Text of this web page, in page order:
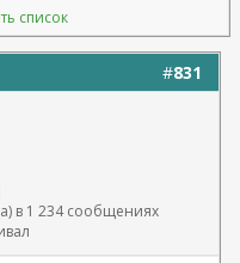
список
#831
в 1 234 сообщениях